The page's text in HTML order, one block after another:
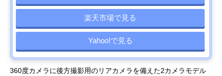
楽天市場で見る
Yahoo!で見る
360度カメラに後方撮影用のリアカメラを備えた2カメラモデル